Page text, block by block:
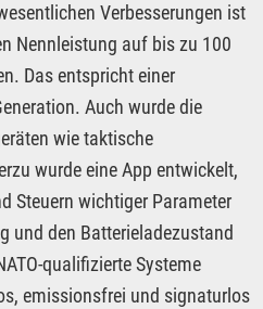
Verbesserungen ist
Nennleistung auf bis zu 100
Das entspricht einer
Auch wurde die
wie taktische
wurde eine App entwickelt,
Steuern wichtiger Parameter
und den Batterieladezustand
qualifizierte Systeme
emissionsfrei und signaturlos